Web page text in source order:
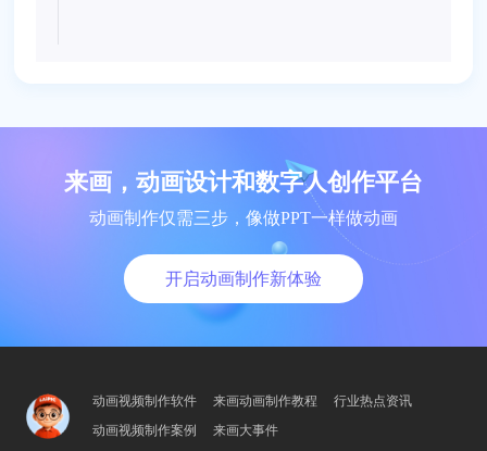
来画，动画设计和数字人创作平台
动画制作仅需三步，像做PPT一样做动画
开启动画制作新体验
动画视频制作软件 来画动画制作教程
行业热点资讯
动画视频制作案例
来画大事件